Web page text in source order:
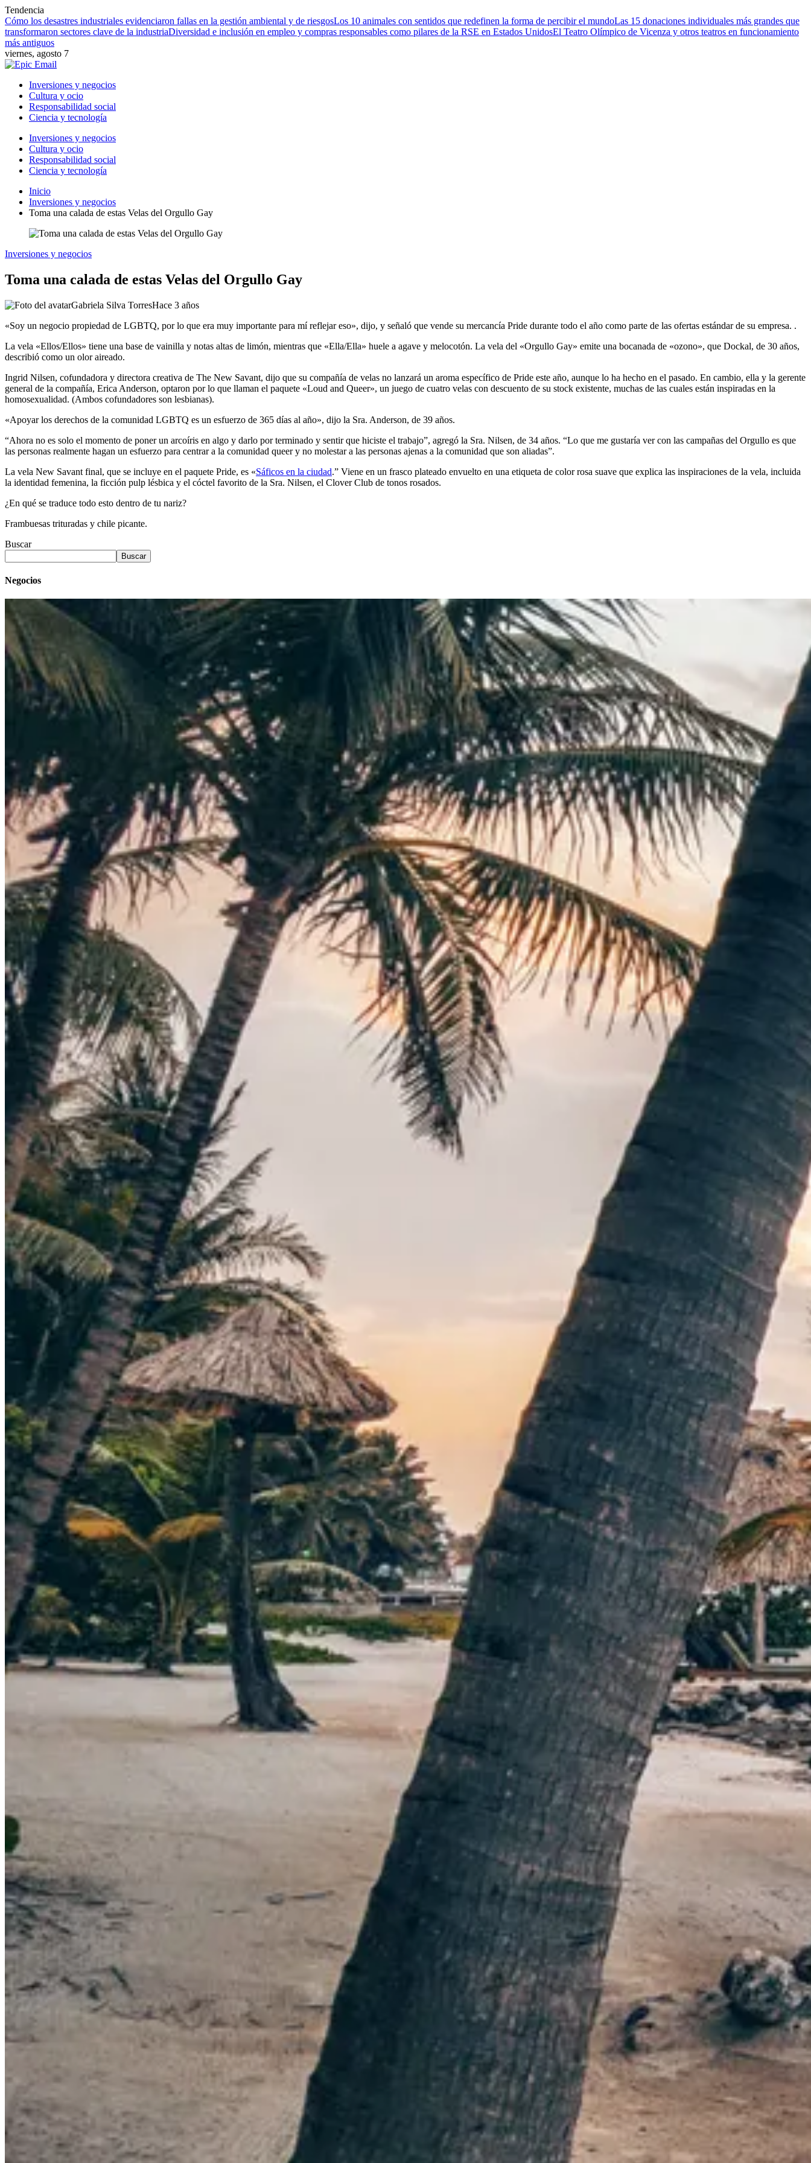
Tendencia
Cómo los desastres industriales evidenciaron fallas en la gestión ambiental y de riesgosLos 10 animales con sentidos que redefinen la forma de percibir el mundoLas 15 donaciones individuales más grandes que
transformaron sectores clave de la industriaDiversidad e inclusión en empleo y compras responsables como pilares de la RSE en Estados UnidosEl Teatro Olímpico de Vicenza y otros teatros en funcionamiento
más antiguos
viernes, agosto 7
Inversiones y negocios
Cultura y ocio
Responsabilidad social
Ciencia y tecnología
Inversiones y negocios
Cultura y ocio
Responsabilidad social
Ciencia y tecnología
Inicio
Inversiones y negocios
Toma una calada de estas Velas del Orgullo Gay
Inversiones y negocios
Toma una calada de estas Velas del Orgullo Gay
Gabriela Silva TorresHace 3 años
«Soy un negocio propiedad de LGBTQ, por lo que era muy importante para mí reflejar eso», dijo, y señaló que vende su mercancía Pride durante todo el año como parte de las ofertas estándar de su empresa. .
La vela «Ellos/Ellos» tiene una base de vainilla y notas altas de limón, mientras que «Ella/Ella» huele a agave y melocotón. La vela del «Orgullo Gay» emite una bocanada de «ozono», que Dockal, de 30 años,
describió como un olor aireado.
Ingrid Nilsen, cofundadora y directora creativa de The New Savant, dijo que su compañía de velas no lanzará un aroma específico de Pride este año, aunque lo ha hecho en el pasado. En cambio, ella y la gerente
general de la compañía, Erica Anderson, optaron por lo que llaman el paquete «Loud and Queer», un juego de cuatro velas con descuento de su stock existente, muchas de las cuales están inspiradas en la
homosexualidad. (Ambos cofundadores son lesbianas).
«Apoyar los derechos de la comunidad LGBTQ es un esfuerzo de 365 días al año», dijo la Sra. Anderson, de 39 años.
“Ahora no es solo el momento de poner un arcoíris en algo y darlo por terminado y sentir que hiciste el trabajo”, agregó la Sra. Nilsen, de 34 años. “Lo que me gustaría ver con las campañas del Orgullo es que
las personas realmente hagan un esfuerzo para centrar a la comunidad queer y no molestar a las personas ajenas a la comunidad que son aliadas”.
La vela New Savant final, que se incluye en el paquete Pride, es «Sáficos en la ciudad.” Viene en un frasco plateado envuelto en una etiqueta de color rosa suave que explica las inspiraciones de la vela, incluida
la identidad femenina, la ficción pulp lésbica y el cóctel favorito de la Sra. Nilsen, el Clover Club de tonos rosados.
¿En qué se traduce todo esto dentro de tu nariz?
Frambuesas trituradas y chile picante.
Buscar
Buscar
Negocios